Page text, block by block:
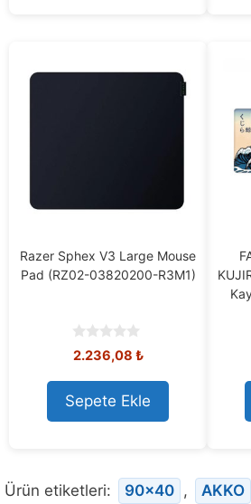
Razer Sphex V3 Large Mouse
Pad (RZ02-03820200-R3M1)
0
u
t
o
2.236,08 ₺
Sepete Ekle
Ürün etiketleri: 90×40 , AKKO